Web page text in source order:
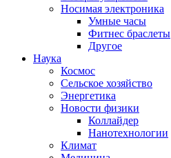
Носимая электроника
Умные часы
Фитнес браслеты
Другое
Наука
Космос
Сельское хозяйство
Энергетика
Новости физики
Коллайдер
Нанотехнологии
Климат